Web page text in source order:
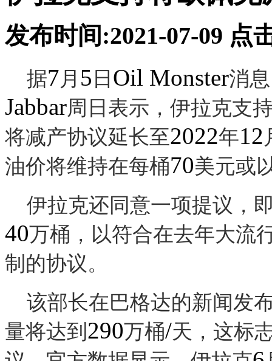
发布时间:2021-07-09 点
据7月 5 日 Oil Monster消
Jabbar周日表示，伊拉克支
将减产协议延长至2022年12
油价将维持在每桶70美元或
伊拉克还同意一项提议，
40万桶，以符合在去年大流
制的协议。
该部长在巴格达的新闻发
量将达到 290万桶/天，这标